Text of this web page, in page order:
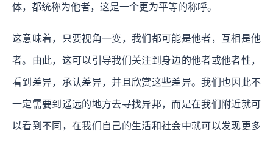
体，都统称为他者，这是一个更为平等的称呼。
这意味着， 只要视角一变，我们都可能是他者，互相是他
者。由此，这可以引导我们关注到身边的他者或他者性，
看到差异，承认差异，并且欣赏这些差异。我们也因此不
一定需要到遥远的地方去寻找异邦，而是在我们附近就可
以看到不同，在我们自己的生活和社会中就可以发现更多